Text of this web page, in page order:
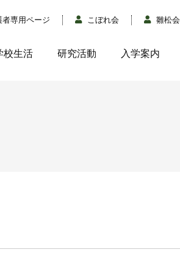
者専用ページ こぼれ会 雛松会
校生活 研究活動 入学案内